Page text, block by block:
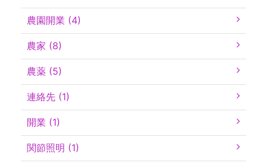
農園開業 (4)
農家 (8)
農薬 (5)
連絡先 (1)
開業 (1)
関節照明 (1)